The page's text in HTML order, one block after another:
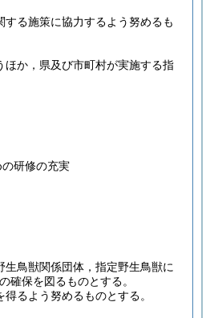
る施策に協力するよう努めるも
か，県及び市町村が実施する指
研修の充実
鳥獣関係団体，指定野生鳥獣に
確保を図るものとする。
るよう努めるものとする。